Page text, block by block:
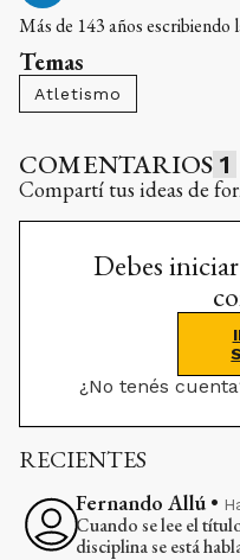
Más de 143 años escribiendo
Temas
Atletismo
COMENTARIOS 1
Compartí tus ideas de
Debes
¿No tenés
RECIENTES
Fernando Allú •
Cuando se lee el
disciplina se está